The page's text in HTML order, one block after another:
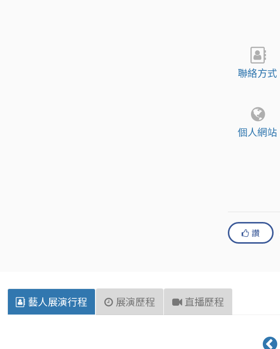
聯絡方式
個人網站
讚
藝人展演行程 展演歷程 直播歷程